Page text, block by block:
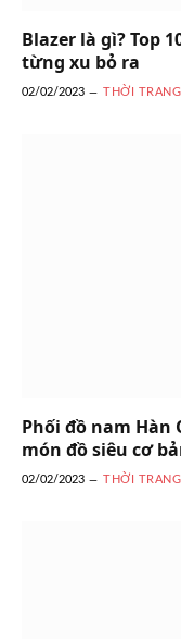
Blazer là gì? Top
từng xu bỏ ra
02/02/2023 THỜI TRANG
Phối đồ nam
món đồ siêu cơ
02/02/2023 THỜI TRANG